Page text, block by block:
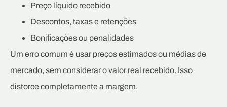
Preço líquido recebido
Descontos, taxas e retenções
Bonificações ou penalidades
Um erro comum é usar preços estimados ou médias de
mercado, sem considerar o valor real recebido. Isso
distorce completamente a margem.